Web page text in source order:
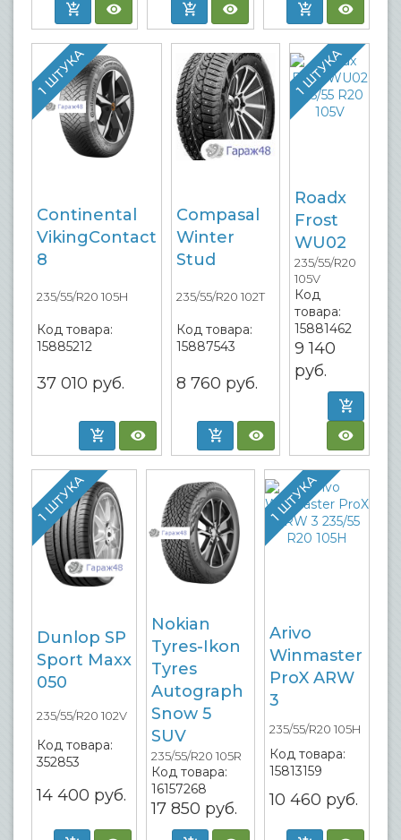
1 ШТУКА
Continental
VikingContact
8
235/55/R20 105H
Код товара:
15885212
37 010 руб.
Compasal
Winter
Stud
235/55/R20 102T
Код товара:
15887543
8 760 руб.
1 ШТУКА
Roadx
Frost
WU02
235/55/R20
105V
Код
товара:
15881462
9 140
руб.
1 ШТУКА
Dunlop SP
Sport Maxx
050
235/55/R20 102V
Код товара:
352853
14 400 руб.
Nokian
Tyres-Ikon
Tyres
Autograph
Snow 5
SUV
235/55/R20 105R
Код товара:
16157268
17 850 руб.
1 ШТУКА
Arivo
Winmaster
ProX ARW
3
235/55/R20 105H
Код товара:
15813159
10 460 руб.